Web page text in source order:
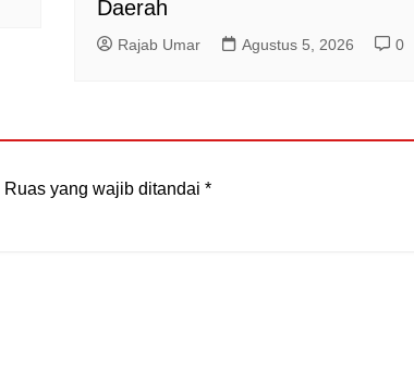
Daerah
Rajab Umar Agustus 5, 2026 0
Ruas yang wajib ditandai *